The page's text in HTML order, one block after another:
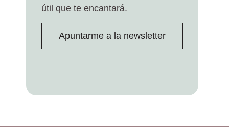
útil que te encantará.
Apuntarme a la newsletter